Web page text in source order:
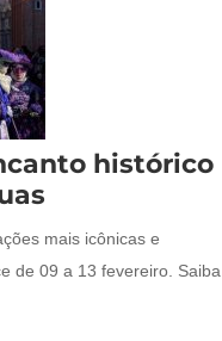
histórico
mais icônicas e
de 09 a 13 fevereiro. Saiba